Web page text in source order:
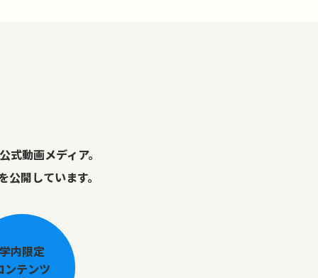
式動画メディア。
開しています。
学内限定
ンテンツ